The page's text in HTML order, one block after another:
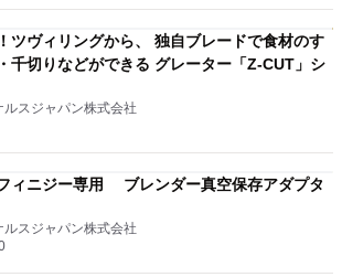
ツヴィリングから、 独自ブレードで食材のす
千切りなどができる グレーター「Z-CUT」シ
スジャパン株式会社
ィニジー専用 ブレンダー真空保存アダプタ
ルスジャパン株式会社